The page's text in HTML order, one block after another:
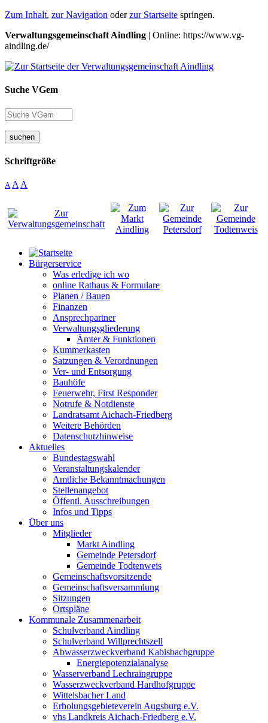
Zum Inhalt, zur Navigation oderzur Startseite springen.
Verwaltungsgemeinschaft Aindling | Online: https://www.vg-
aindling.de/
Suche VGem
suchen
Schriftgröße
A A A
Bürgerservice
Was erledige ich wo
online Rathaus & Formulare
Planen / Bauen
Finanzen
Ansprechpartner
Verwaltungsgliederung
Ämter & Funktionen
Kummerkasten
Satzungen & Verordnungen
Ver- und Entsorgung
Bauhöfe
Feuerwehr, First Responder
Notrufe & Notdienste
Landratsamt Aichach-Friedberg
Weitere Behörden
Datenschutzhinweise
Aktuelles
Bundestagswahl
Veranstaltungskalender
Amtliche Bekanntmachungen
Stellenangebot
Öffentl. Ausschreibungen
Infos und Tipps
Über uns
Mitglieder
Markt Aindling
Gemeinde Petersdorf
Gemeinde Todtenweis
Gemeinschaftsvorsitzende
Gemeinschaftsversammlung
Sitzungen
Ortspläne
Kommunale Zusammenarbeit
Schulverband Aindling
Schulverband Willprechtszell
Abwasserzweckverband Kabisbachgruppe
Energiepotenzialanalyse
Wasserverband Lechraingruppe
Wasserzweckverband Hardhofgruppe
Wittelsbacher Land
Erholungsgebieteverein Augsburg e.V.
vhs Landkreis Aichach-Friedberg e.V.